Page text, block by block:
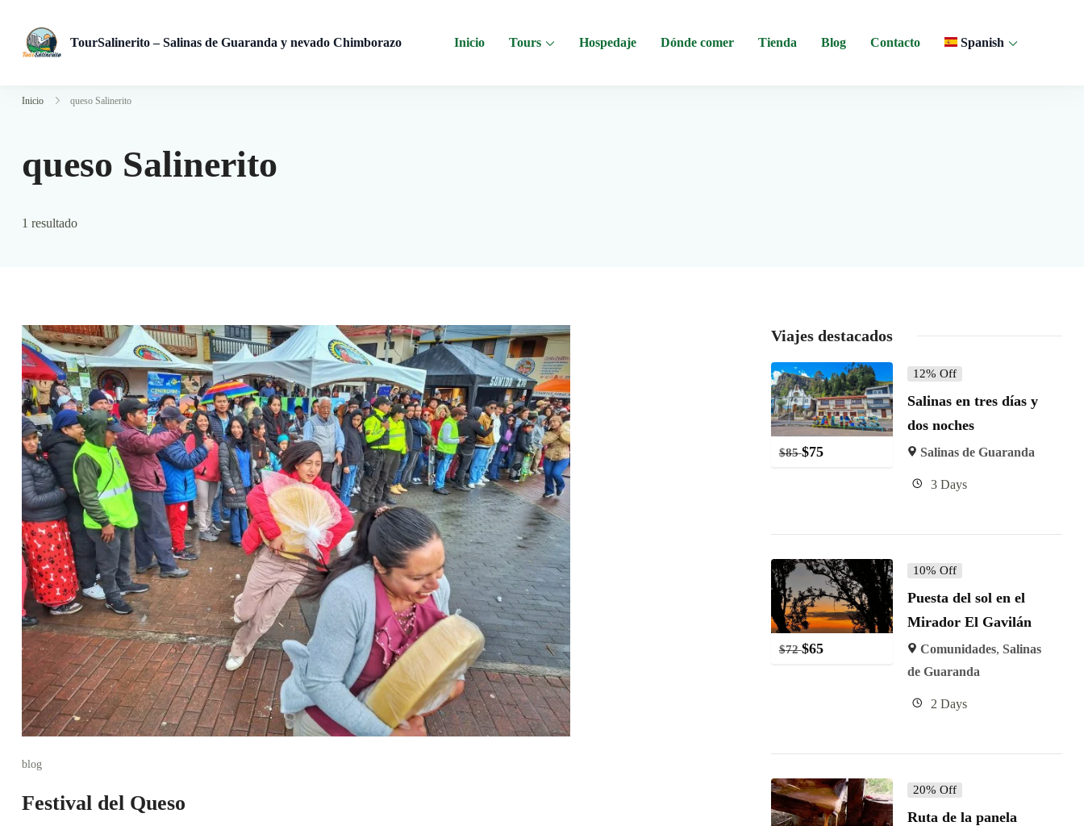
TourSalinerito – Salinas de Guaranda y nevado Chimborazo Inicio Tours Hospedaje Dónde comer Tienda Blog Contacto Spanish
Inicio queso Salinerito
queso Salinerito
1 resultado
blog
Festival del Queso
Viajes destacados
$85 $75
12% Off
Salinas en tres días y
dos noches
Salinas de Guaranda
3 Days
$72 $65
10% Off
Puesta del sol en el
Mirador El Gavilán
Comunidades, Salinas
de Guaranda
2 Days
20% Off
Ruta de la panela